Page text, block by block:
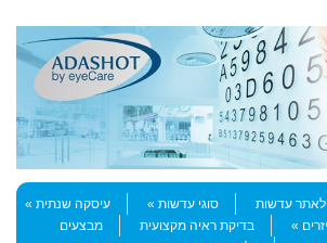
לאתר עדשות סוגי עדשות
עיסקה שנתית
בדיקת ראיה מקצועית
מבצעים